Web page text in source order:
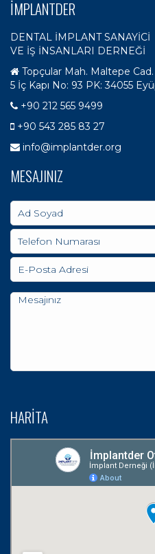
İMPLANTDER
DENTAL İMPLANT SANAYİCİ
VE İŞ İNSANLARI DERNEĞİ
Topçular Mah. Maltepe
5 İç Kapı No: 93 PK: 34055
+90 212 565 9499
+90 543 285 83 27
info@implantder.org
MESAJINIZ
HARİTA